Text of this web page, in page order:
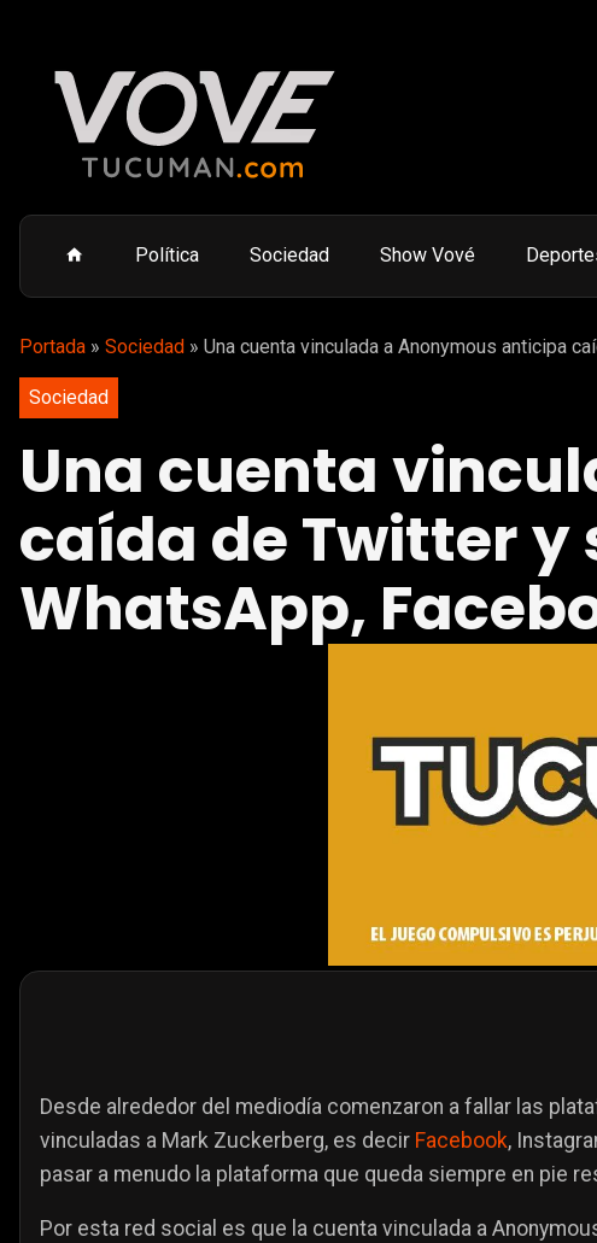
Política Sociedad Show Vové
Portada » Sociedad » Una cuenta vinculada a Anonymous anticipa
Sociedad
Una cuenta
caída de Twitter y
WhatsApp,
Desde alrededor del mediodía comenzaron a fallar las
vinculadas a Mark Zuckerberg, es decir Facebook,
pasar a menudo la plataforma que queda siempre en pie
Por esta red social es que la cuenta vinculada a